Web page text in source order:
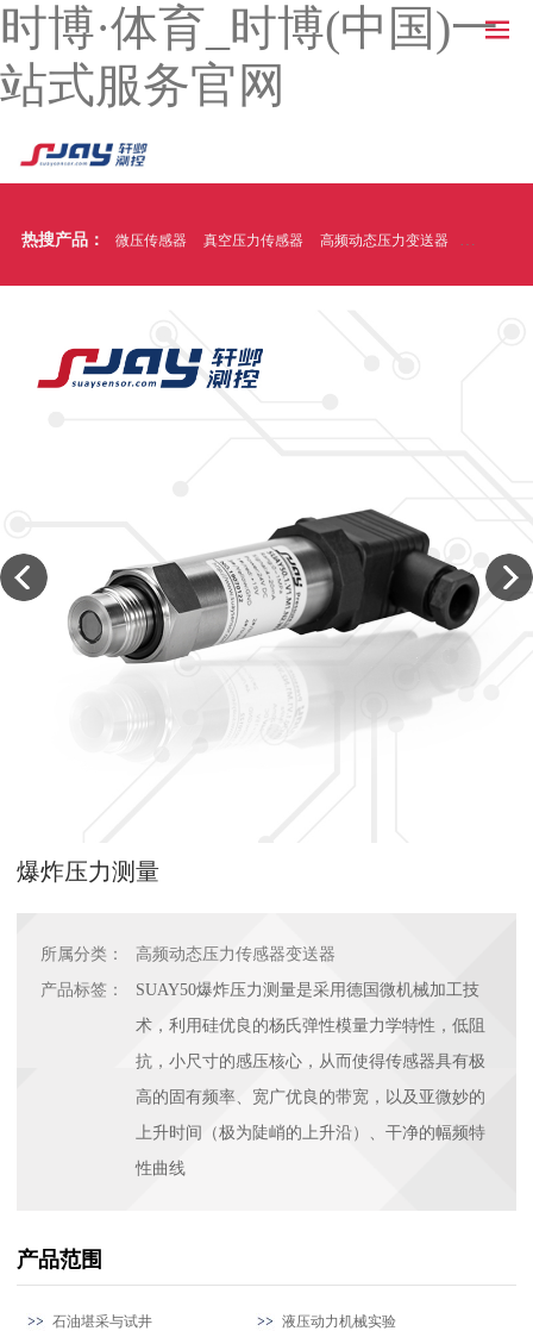
时博·体育_时博(中国)一
站式服务官网
热搜产品： 微压传感器 真空压力传感器 高频动态压力变送器 温压一体
爆炸压力测量
所属分类：
高频动态压力传感器变送器
产品标签：
SUAY50爆炸压力测量是采用德国微机械加工技
术，利用硅优良的杨氏弹性模量力学特性，低阻
抗，小尺寸的感压核心，从而使得传感器具有极
高的固有频率、宽广优良的带宽，以及亚微妙的
上升时间（极为陡峭的上升沿）、干净的幅频特
性曲线
产品范围
石油堪采与试井 液压动力机械实验